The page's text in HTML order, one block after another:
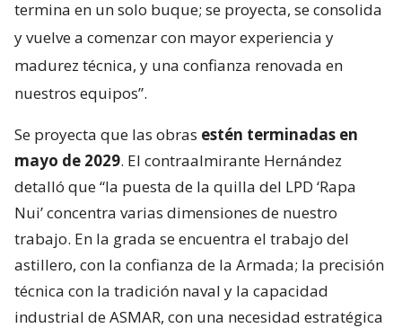
termina en un solo buque; se proyecta, se consolida
y vuelve a comenzar con mayor experiencia y
madurez técnica, y una confianza renovada en
nuestros equipos”.
Se proyecta que las obras estén terminadas en
mayo de 2029. El contraalmirante Hernández
detalló que “la puesta de la quilla del LPD ‘Rapa
Nui’ concentra varias dimensiones de nuestro
trabajo. En la grada se encuentra el trabajo del
astillero, con la confianza de la Armada; la precisión
técnica con la tradición naval y la capacidad
industrial de ASMAR, con una necesidad estratégica